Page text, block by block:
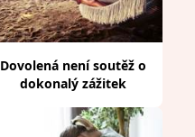
Dovolená není soutěž o
dokonalý zážitek